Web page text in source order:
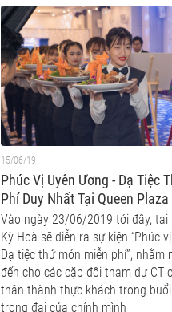
15/06/19
Phúc Vị Uyên Ương - Dạ Tiệc
Phí Duy Nhất Tại Queen Plaza
Vào ngày 23/06/2019 tới đây, tại
Kỳ Hoà sẽ diễn ra sự kiện “Phúc
Dạ tiệc thử món miễn phí”, nhằm
đến cho các cặp đôi tham dự CT
thân thành thực khách trong
trọng đại của chính mình